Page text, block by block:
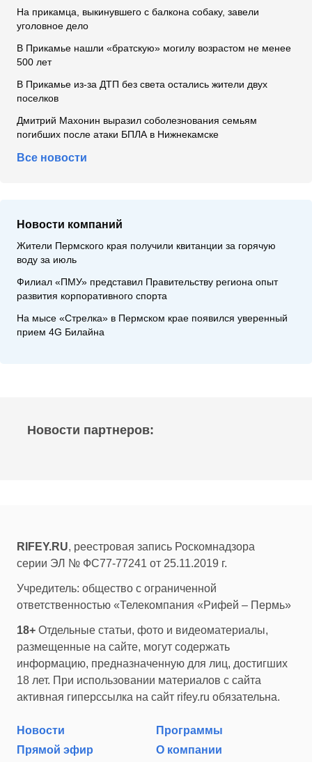
На прикамца, выкинувшего с балкона собаку, завели
уголовное дело
В Прикамье нашли «братскую» могилу возрастом не менее
500 лет
В Прикамье из-за ДТП без света остались жители двух
поселков
Дмитрий Махонин выразил соболезнования семьям
погибших после атаки БПЛА в Нижнекамске
Все новости
Новости компаний
Жители Пермского края получили квитанции за горячую
воду за июль
Филиал «ПМУ» представил Правительству региона опыт
развития корпоративного спорта
На мысе «Стрелка» в Пермском крае появился уверенный
прием 4G Билайна
Новости партнеров:
RIFEY.RU, реестровая запись Роскомнадзора
серии ЭЛ № ФС77-77241 от 25.11.2019 г.
Учредитель: общество с ограниченной
ответственностью «Телекомпания «Рифей – Пермь»
18+ Отдельные статьи, фото и видеоматериалы,
размещенные на сайте, могут содержать
информацию, предназначенную для лиц, достигших
18 лет. При использовании материалов с сайта
активная гиперссылка на сайт rifey.ru обязательна.
Новости
Программы
Прямой эфир
О компании